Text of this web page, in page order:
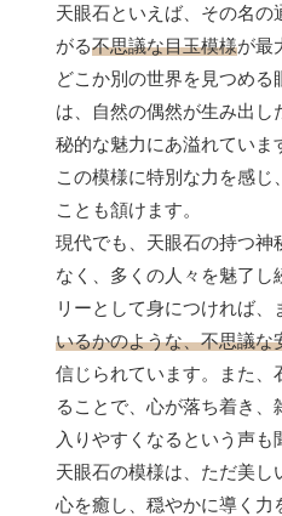
天眼石といえば、その名の
がる不思議な目玉模様が最
どこか別の世界を見つめる
は、自然の偶然が生み出し
秘的な魅力にあ溢れていま
この模様に特別な力を感じ
ことも頷けます。
現代でも、天眼石の持つ神
なく、多くの人々を魅了し
リーとして身につければ、
いるかのような、不思議な
信じられています。また、
ることで、心が落ち着き、
入りやすくなるという声も
天眼石の模様は、ただ美し
心を癒し、穏やかに導く力